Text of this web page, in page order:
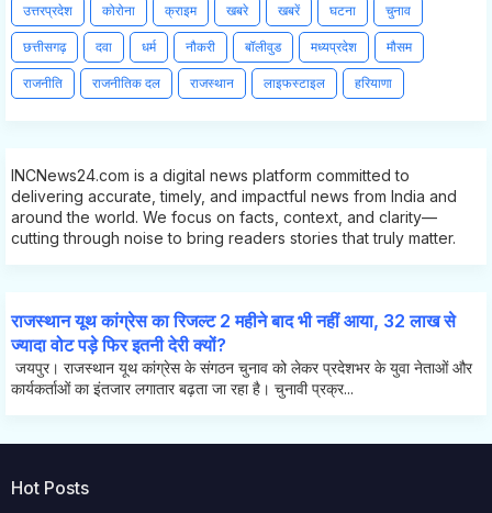
उत्तरप्रदेश कोरोना क्राइम खबरे खबरें घटना चुनाव
छत्तीसगढ़ दवा धर्म नौकरी बॉलीवुड मध्यप्रदेश मौसम
राजनीति राजनीतिक दल राजस्थान लाइफस्टाइल हरियाणा
INCNews24.com is a digital news platform committed to
delivering accurate, timely, and impactful news from India and
around the world. We focus on facts, context, and clarity—
cutting through noise to bring readers stories that truly matter.
राजस्थान यूथ कांग्रेस का रिजल्ट 2 महीने बाद भी नहीं आया, 32 लाख से
ज्यादा वोट पड़े फिर इतनी देरी क्यों?
जयपुर। राजस्थान यूथ कांग्रेस के संगठन चुनाव को लेकर प्रदेशभर के युवा नेताओं और
कार्यकर्ताओं का इंतजार लगातार बढ़ता जा रहा है। चुनावी प्रक्र...
Hot Posts